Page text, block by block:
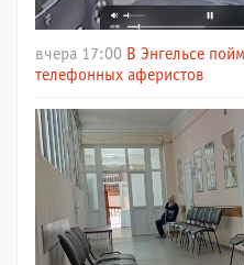
вчера 17:00 В Энгельсе
телефонных аферистов